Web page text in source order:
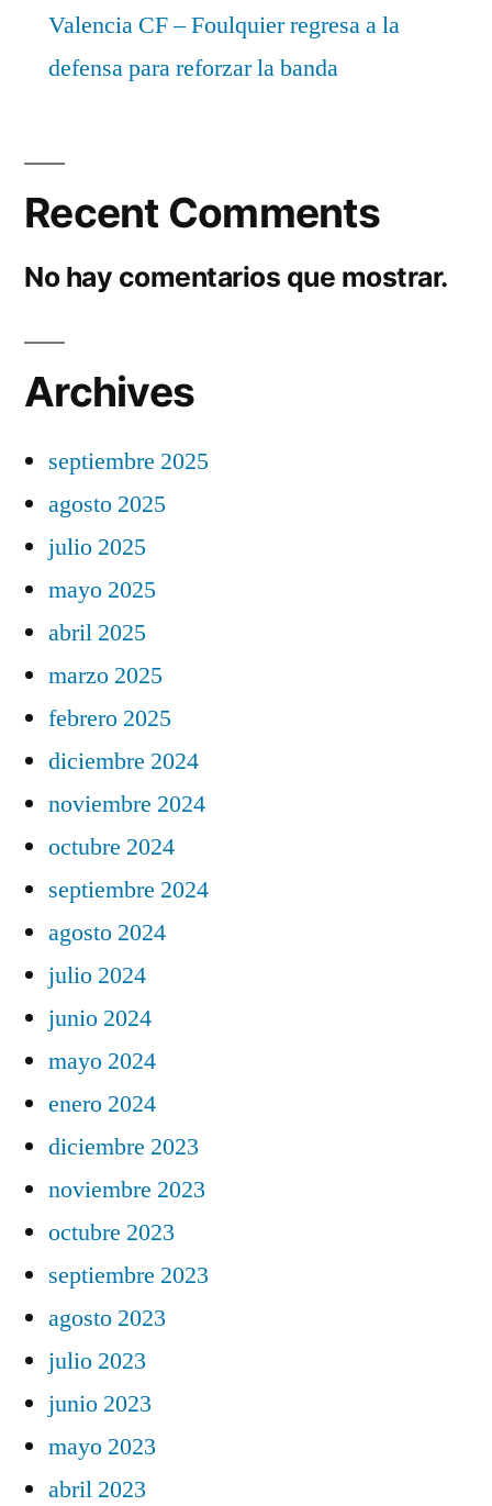
Valencia CF – Foulquier regresa a la
defensa para reforzar la banda
Recent Comments
No hay comentarios que mostrar.
Archives
septiembre 2025
agosto 2025
julio 2025
mayo 2025
abril 2025
marzo 2025
febrero 2025
diciembre 2024
noviembre 2024
octubre 2024
septiembre 2024
agosto 2024
julio 2024
junio 2024
mayo 2024
enero 2024
diciembre 2023
noviembre 2023
octubre 2023
septiembre 2023
agosto 2023
julio 2023
junio 2023
mayo 2023
abril 2023